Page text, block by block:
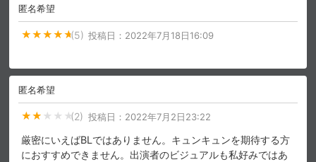
匿名希望
(5) 投稿日： 2022年7月18日16:09
匿名希望
(2) 投稿日： 2022年7月2日23:22
厳密にいえばBLではありません。キュンキュンを期待する方
におすすめできません。出演者のビジュアルも私好みではあ